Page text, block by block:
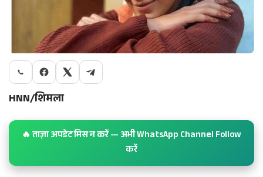
HNN/शिमला
🔥 ताज़ा अपडेट मिस न करें — अभी WhatsApp Channel Follow
करें